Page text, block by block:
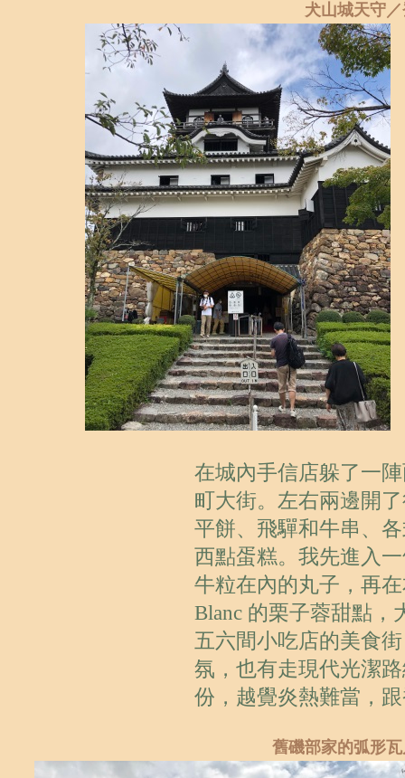
犬山城天守
在城內手信店躲了一
町大街。左右兩邊開
平餅、飛驒和牛串、
西點蛋糕。我先進入
牛粒在內的丸子，再
Blanc 的栗子蓉甜點，
五六間小吃店的美食
氛，也有走現代光潔
份，越覺炎熱難當，
舊磯部家的弧形